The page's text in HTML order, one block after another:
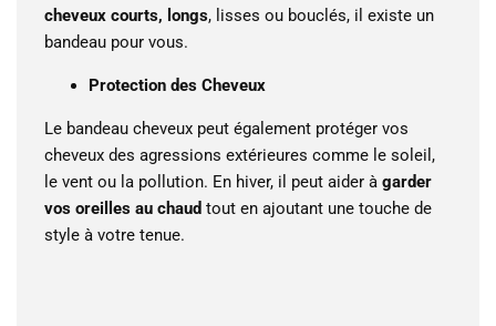
cheveux courts, longs, lisses ou bouclés, il existe un
bandeau pour vous.
Protection des Cheveux
Le bandeau cheveux peut également protéger vos
cheveux des agressions extérieures comme le soleil,
le vent ou la pollution. En hiver, il peut aider à garder
vos oreilles au chaud tout en ajoutant une touche de
style à votre tenue.